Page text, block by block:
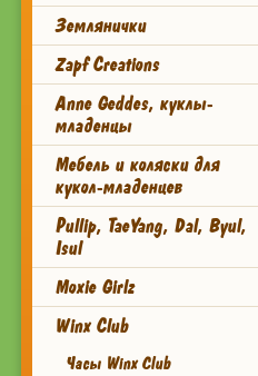
Землянички
Zapf Creations
Anne Geddes, куклы-
младенцы
Мебель и коляски для
кукол-младенцев
Pullip, TaeYang, Dal, Byul,
Isul
Moxie Girlz
Winx Club
Часы Winx Club